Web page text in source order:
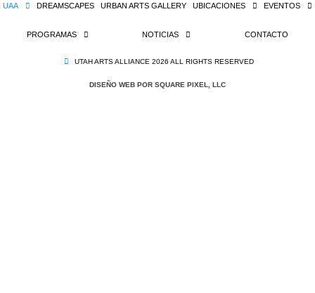
UAA DREAMSCAPES URBAN ARTS GALLERY UBICACIONES EVENTOS
PROGRAMAS NOTICIAS CONTACTO
UTAH ARTS ALLIANCE 2026 ALL RIGHTS RESERVED
DISEÑO WEB POR SQUARE PIXEL, LLC